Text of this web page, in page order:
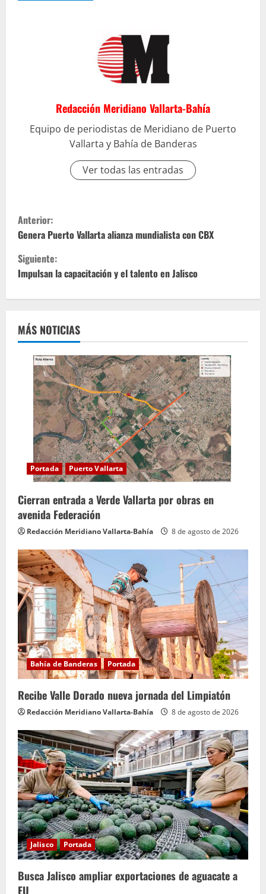
Redacción Meridiano Vallarta-Bahía
Equipo de periodistas de Meridiano de Puerto
Vallarta y Bahía de Banderas
Ver todas las entradas
S
i
g
l
o
Anterior:
Genera Puerto Vallarta alianza mundialista con CBX
Siguiente:
Impulsan la capacitación y el talento en Jalisco
MÁS NOTICIAS
Portada Puerto Vallarta
Cierran entrada a Verde Vallarta por obras en
avenida Federación
Redacción Meridiano Vallarta-Bahía 8 de agosto de 2026
Bahía de Banderas Portada
Recibe Valle Dorado nueva jornada del Limpiatón
Redacción Meridiano Vallarta-Bahía 8 de agosto de 2026
Jalisco Portada
Busca Jalisco ampliar exportaciones de aguacate a
EU